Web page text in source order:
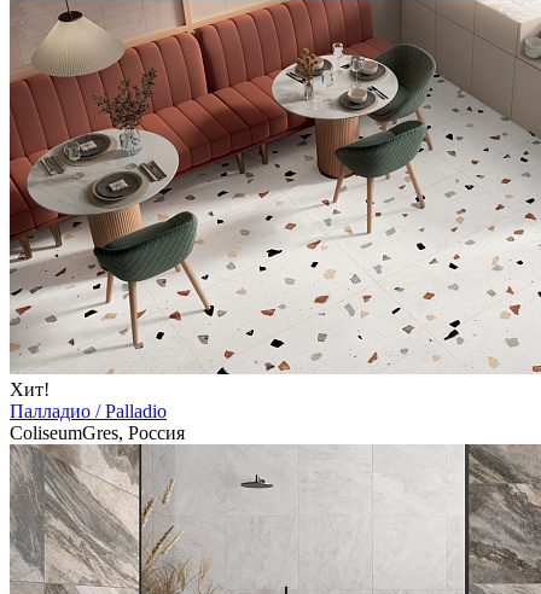
Хит!
Палладио / Palladio
ColiseumGres, Россия